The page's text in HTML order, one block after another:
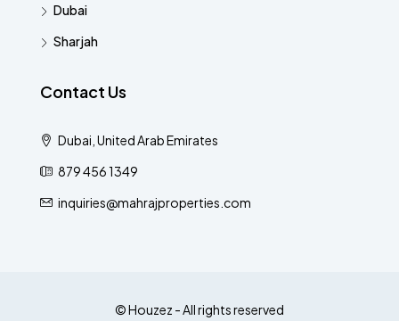
Dubai
Sharjah
Contact Us
Dubai, United Arab Emirates
879 456 1349
inquiries@mahrajproperties.com
© Houzez - All rights reserved